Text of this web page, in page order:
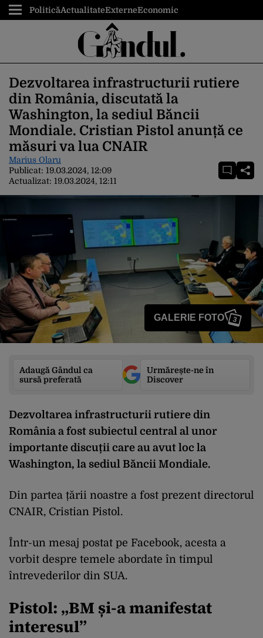
PoliticăActualitateExterneEconomic
Dezvoltarea infrastructurii rutiere
din România, discutată la
Washington, la sediul Băncii
Mondiale. Cristian Pistol anunță ce
măsuri va lua CNAIR
Marius Olaru
Publicat: 19.03.2024, 12:09
Actualizat: 19.03.2024, 12:11
GALERIE FOTO 3
Adaugă Gândul ca
sursă preferată
Urmărește-ne în
Discover
Dezvoltarea infrastructurii rutiere din
România a fost subiectul central al unor
importante discuții care au avut loc la
Washington, la sediul Băncii Mondiale.
Din partea țării noastre a fost prezent directorul
CNAIR, Cristian Pistol.
Într-un mesaj postat pe Facebook, acesta a
vorbit despre temele abordate în timpul
întrevederilor din SUA.
Pistol: „BM și-a manifestat
interesul”